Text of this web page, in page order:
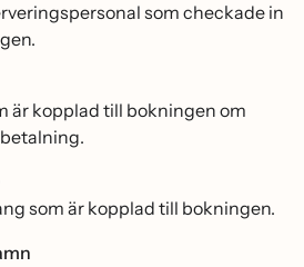
som checkade in
är kopplad till bokningen om
som är kopplad till bokningen.